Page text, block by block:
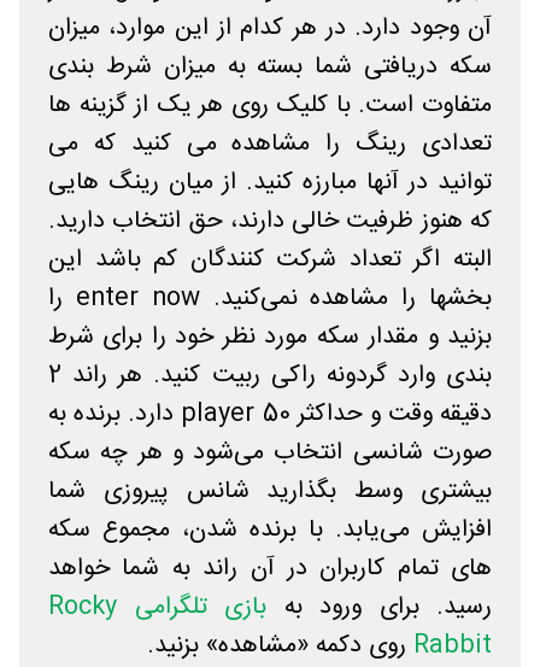
آن وجود دارد. در هر کدام از این موارد، میزان
سکه دریافتی شما بسته به میزان شرط بندی
متفاوت است. با کلیک روی هر یک از گزینه ها
تعدادی رینگ را مشاهده می کنید که می
توانید در آنها مبارزه کنید. از میان رینگ هایی
که هنوز ظرفیت خالی دارند، حق انتخاب دارید.
البته اگر تعداد شرکت کنندگان کم باشد این
بخشها را مشاهده نمی‌کنید. enter now را
بزنید و مقدار سکه مورد نظر خود را برای شرط
بندی وارد گردونه راکی ربیت کنید. هر راند 2
دقیقه وقت و حداکثر 50 player دارد. برنده به
صورت شانسی انتخاب می‌شود و هر چه سکه
بیشتری وسط بگذارید شانس پیروزی شما
افزایش می‌یابد. با برنده شدن، مجموع سکه
های تمام کاربران در آن راند به شما خواهد
رسید. برای ورود به
بازی تلگرامی Rocky
Rabbit روی دکمه «مشاهده» بزنید.